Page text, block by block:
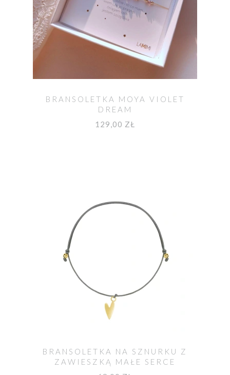
BRANSOLETKA MOYA VIOLET
DREAM
129,00 ZŁ
BRANSOLETKA NA SZNURKU Z
ZAWIESZKĄ MAŁE SERCE
POZŁACANA